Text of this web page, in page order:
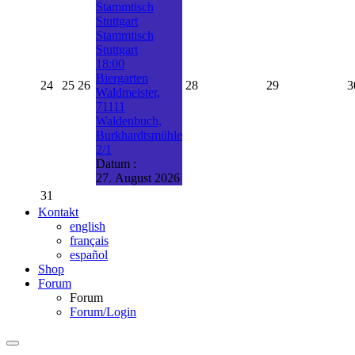
24 25 26
Stammtisch
Stuttgart
Stammtisch
Stuttgart
18:00
Biergarten
Waldmeister,
71111
Waldenbuch,
Burkhardtsmühle
2/1
Datum :
27. August 2026
28 29
31
Kontakt
english
français
español
Shop
Forum
Forum
Forum/Login